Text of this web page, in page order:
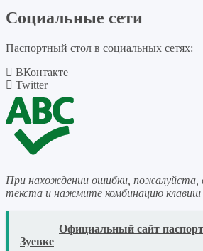
Социальные сети
Паспортный стол в социальных сетях:
ВКонтакте
Twitter
При нахождении ошибки, пожалуйста,
текста и нажмите комбинацию клавиш
Официальный сайт
Зуевке